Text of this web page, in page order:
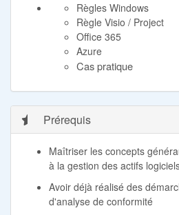
Règles Windows
Règle Visio / Project
Office 365
Azure
Cas pratique
Prérequis
Maîtriser les concepts
à la gestion des actifs
Avoir déjà réalisé des
d'analyse de conformité